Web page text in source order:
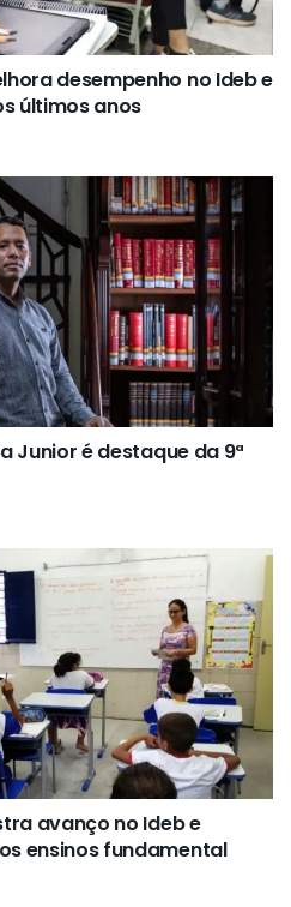
desempenho no Ideb e
últimos anos
Junior é destaque da 9ª
avanço no Ideb e
ensinos fundamental